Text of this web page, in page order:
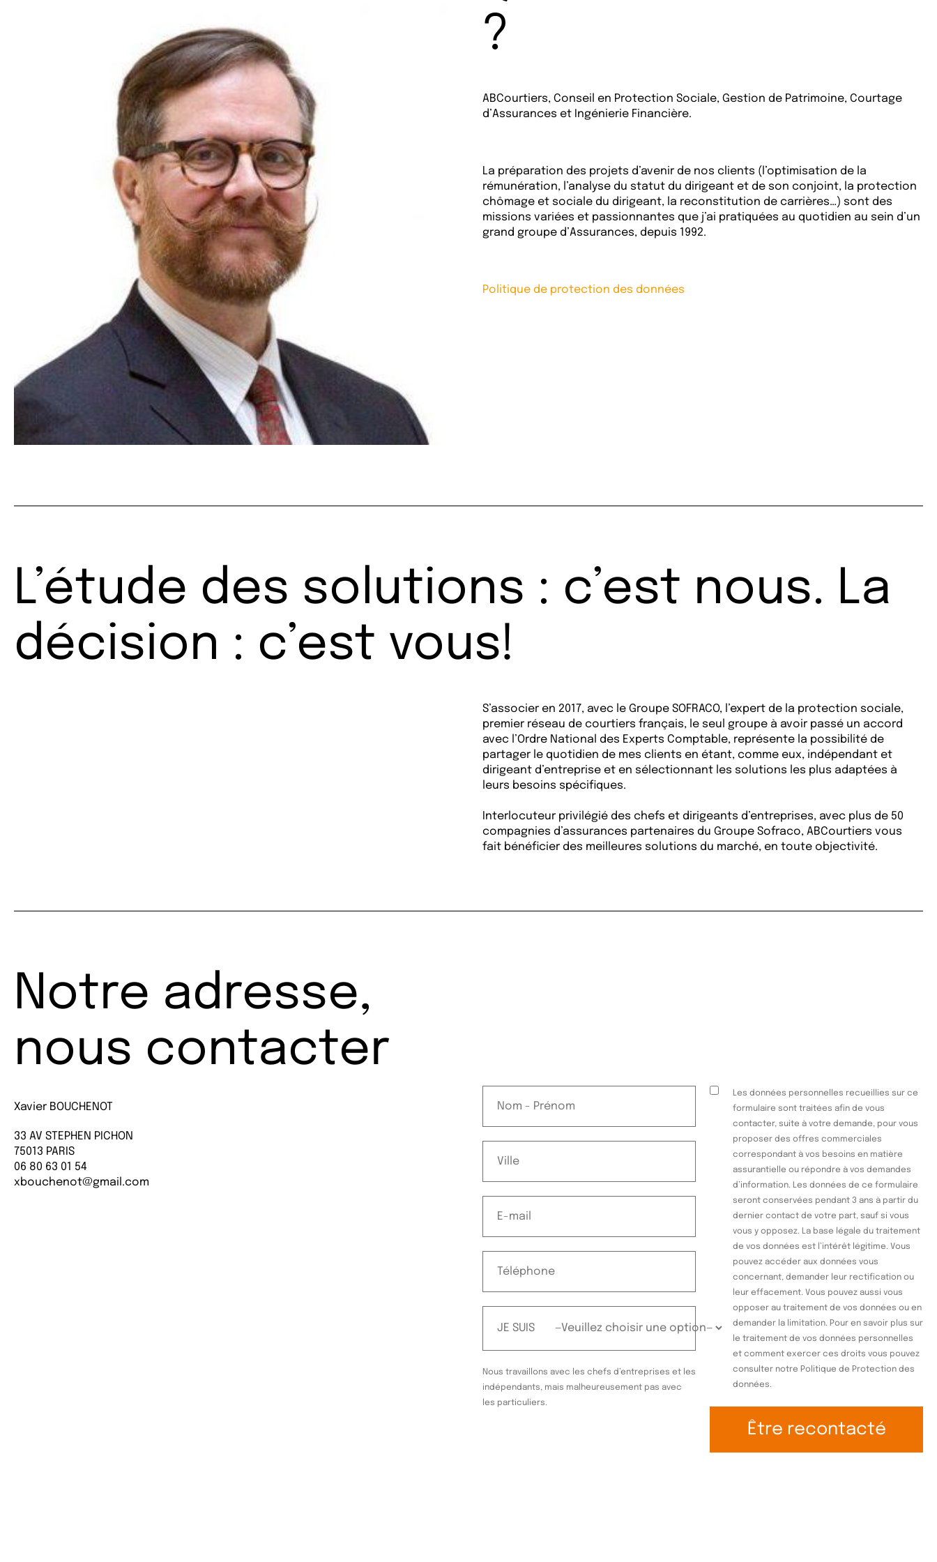
?
ABCourtiers, Conseil en Protection Sociale, Gestion de Patrimoine, Courtage
d’Assurances et Ingénierie Financière.
La préparation des projets d’avenir de nos clients (l’optimisation de la
rémunération, l’analyse du statut du dirigeant et de son conjoint, la protection
chômage et sociale du dirigeant, la reconstitution de carrières…) sont des
missions variées et passionnantes que j’ai pratiquées au quotidien au sein d’un
grand groupe d’Assurances, depuis 1992.
Politique de protection des données
L’étude des solutions : c’est nous. La
décision : c’est vous!
S’associer en 2017, avec le Groupe SOFRACO, l’expert de la protection sociale,
premier réseau de courtiers français, le seul groupe à avoir passé un accord
avec l’Ordre National des Experts Comptable, représente la possibilité de
partager le quotidien de mes clients en étant, comme eux, indépendant et
dirigeant d’entreprise et en sélectionnant les solutions les plus adaptées à
leurs besoins spécifiques.
Interlocuteur privilégié des chefs et dirigeants d’entreprises, avec plus de 50
compagnies d’assurances partenaires du Groupe Sofraco, ABCourtiers vous
fait bénéficier des meilleures solutions du marché, en toute objectivité.
Notre adresse,
nous contacter
Xavier BOUCHENOT
33 AV STEPHEN PICHON
75013 PARIS
06 80 63 01 54
xbouchenot@gmail.com
JE SUIS
Nous travaillons avec les chefs d’entreprises et les
indépendants, mais malheureusement pas avec
les particuliers.
Les données personnelles recueillies sur ce
formulaire sont traitées afin de vous
contacter, suite à votre demande, pour vous
proposer des offres commerciales
correspondant à vos besoins en matière
assurantielle ou répondre à vos demandes
d’information. Les données de ce formulaire
seront conservées pendant 3 ans à partir du
dernier contact de votre part, sauf si vous
vous y opposez. La base légale du traitement
de vos données est l’intérêt légitime. Vous
pouvez accéder aux données vous
concernant, demander leur rectification ou
leur effacement. Vous pouvez aussi vous
opposer au traitement de vos données ou en
demander la limitation. Pour en savoir plus sur
le traitement de vos données personnelles
et comment exercer ces droits vous pouvez
consulter notre Politique de Protection des
données.